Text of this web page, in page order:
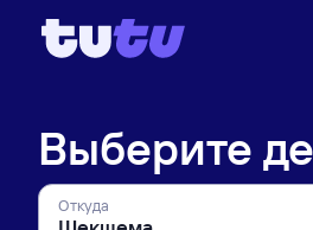
Выберите
Откуда